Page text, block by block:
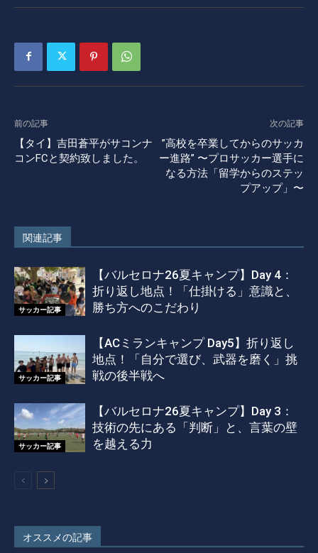
前の記事
【タイ】吉田蒼平がサコンナ
コンFCと契約致しました。
次の記事
”高校を卒業してからのサッカ
ー進路” 〜プロサッカー選手に
なる方法「留学からのステッ
プアップ」〜
関連記事
サッカー記事
【バルセロナ26夏キャンプ】Day 4：
折り返し地点！「仕掛ける」意識と、
勝ち方へのこだわり
サッカー記事
【ACミランキャンプ Day5】折り返し
地点！「自分で選び、武器を磨く」挑
戦の後半戦へ
サッカー記事
【バルセロナ26夏キャンプ】Day 3：
技術の先にある「判断」と、言葉の壁
を越える力
オススメの記事